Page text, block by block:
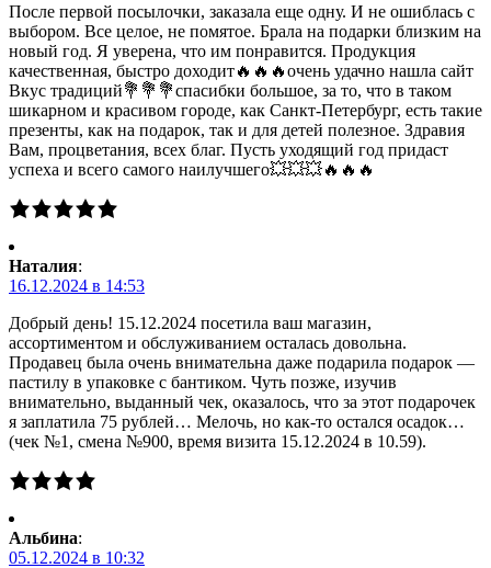
После первой посылочки, заказала еще одну. И не ошиблась с
выбором. Все целое, не помятое. Брала на подарки близким на
новый год. Я уверена, что им понравится. Продукция
качественная, быстро доходит🔥🔥🔥очень удачно нашла сайт
Вкус традиций💐💐💐спасибки большое, за то, что в таком
шикарном и красивом городе, как Санкт-Петербург, есть такие
презенты, как на подарок, так и для детей полезное. Здравия
Вам, процветания, всех благ. Пусть уходящий год придаст
успеха и всего самого наилучшего💥💥💥🔥🔥🔥
Наталия:
16.12.2024 в 14:53
Добрый день! 15.12.2024 посетила ваш магазин,
ассортиментом и обслуживанием осталась довольна.
Продавец была очень внимательна даже подарила подарок —
пастилу в упаковке с бантиком. Чуть позже, изучив
внимательно, выданный чек, оказалось, что за этот подарочек
я заплатила 75 рублей… Мелочь, но как-то остался осадок…
(чек №1, смена №900, время визита 15.12.2024 в 10.59).
Альбина:
05.12.2024 в 10:32